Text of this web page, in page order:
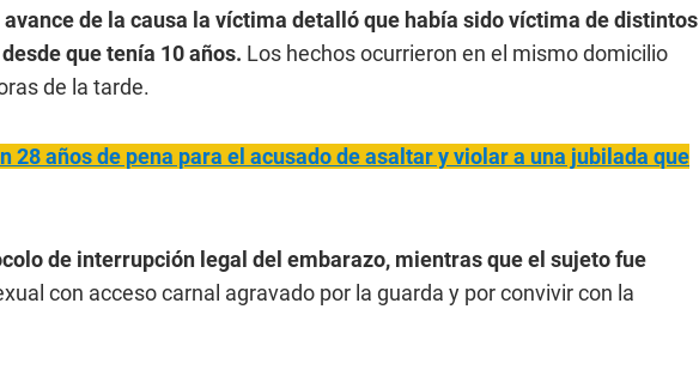
de la causa la víctima detalló que había sido víctima de distintos
que tenía 10 años. Los hechos ocurrieron en el mismo domicilio
de la tarde.
28 años de pena para el acusado de asaltar y violar a una jubilada que
de interrupción legal del embarazo, mientras que el sujeto fue
con acceso carnal agravado por la guarda y por convivir con la